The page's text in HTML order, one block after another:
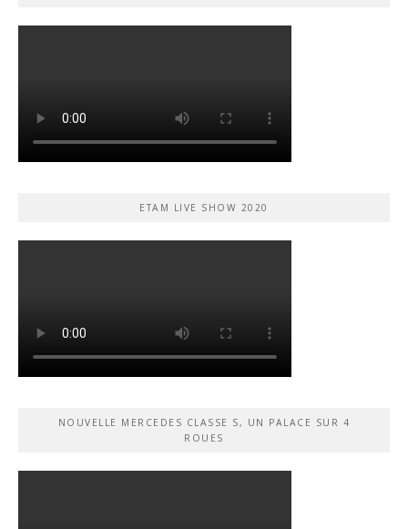
ETAM LIVE SHOW 2020
NOUVELLE MERCEDES CLASSE S, UN PALACE SUR 4
ROUES